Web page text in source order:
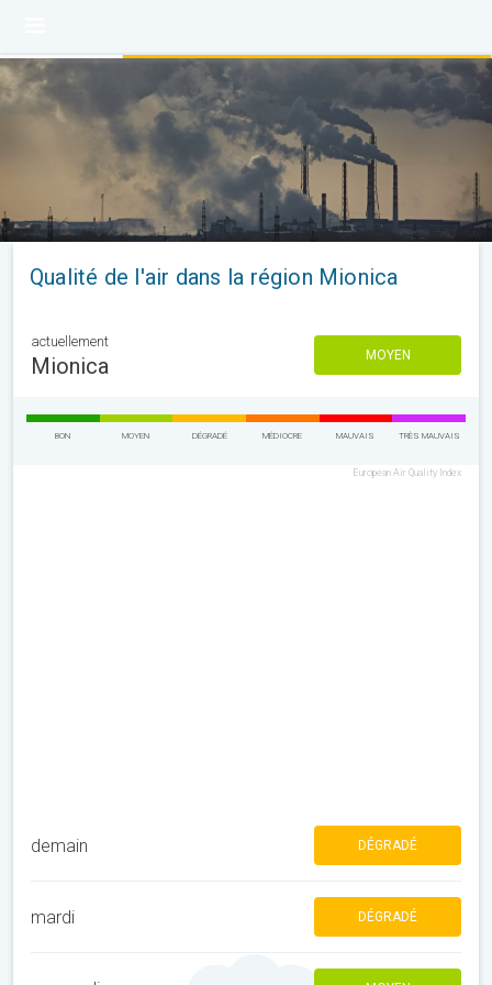
Qualité de l'air dans la région Mionica
actuellement
Mionica MOYEN
BON MOYEN DÉGRADÉ MÉDIOCRE MAUVAIS TRÈS MAUVAIS
European Air Quality Index
demain DÉGRADÉ
mardi DÉGRADÉ